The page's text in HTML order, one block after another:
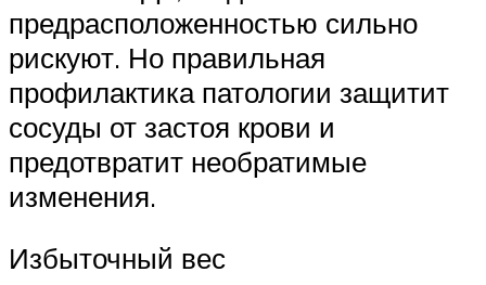
предрасположенностью сильно
рискуют. Но правильная
профилактика патологии защитит
сосуды от застоя крови и
предотвратит необратимые
изменения.
Избыточный вес